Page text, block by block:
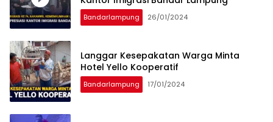
Bandarlampung 26/01/2024
Langgar Kesepakatan Warga Minta
Hotel Yello Kooperatif
Bandarlampung 17/01/2024